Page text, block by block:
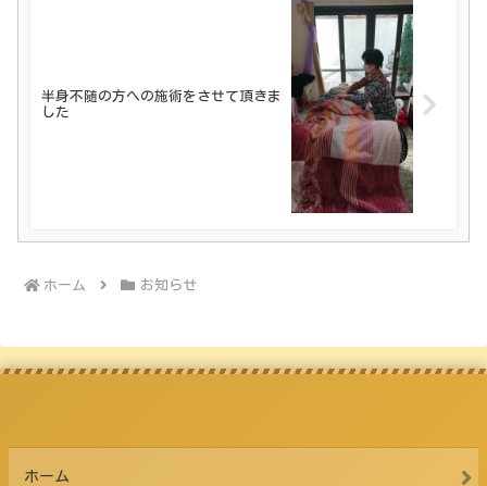
半身不随の方への施術をさせて頂きま
した
ホーム お知らせ
ホーム